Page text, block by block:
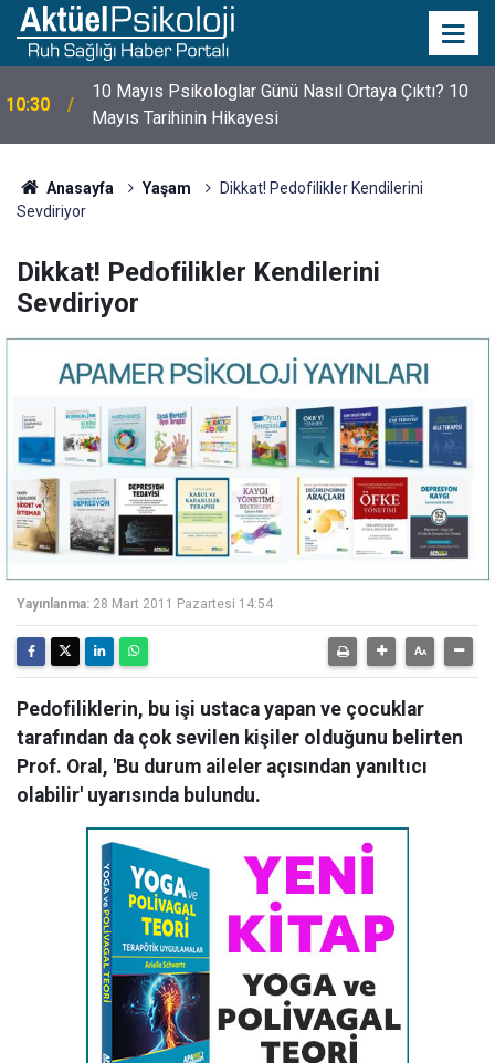
10:30
10 Mayıs Psikologlar Günü Nasıl Ortaya Çıktı? 10
Mayıs Tarihinin Hikayesi
Anasayfa Yaşam
Dikkat! Pedofilikler Kendilerini
Sevdiriyor
Dikkat! Pedofilikler Kendilerini
Sevdiriyor
Yayınlanma: 28 Mart 2011 Pazartesi 14:54
Pedofiliklerin, bu işi ustaca yapan ve çocuklar
tarafından da çok sevilen kişiler olduğunu belirten
Prof. Oral, 'Bu durum aileler açısından yanıltıcı
olabilir' uyarısında bulundu.